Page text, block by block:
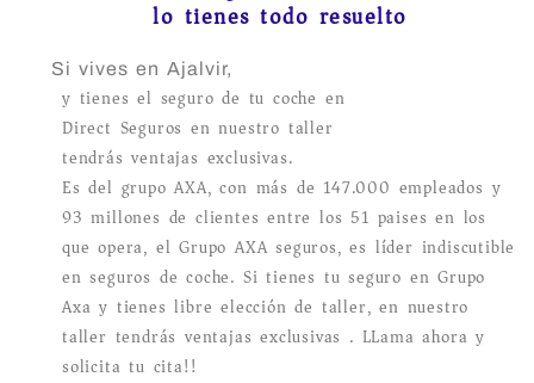
lo tienes todo resuelto
Si vives en Ajalvir,
y tienes el seguro de tu coche en
Direct Seguros en nuestro taller
tendrás ventajas exclusivas.
Es del grupo AXA, con más de 147.000 empleados y
93 millones de clientes entre los 51 paises en los
que opera, el Grupo AXA seguros, es líder indiscutible
en seguros de coche. Si tienes tu seguro en Grupo
Axa y tienes libre elección de taller, en nuestro
taller tendrás ventajas exclusivas . LLama ahora y
solicita tu cita!!